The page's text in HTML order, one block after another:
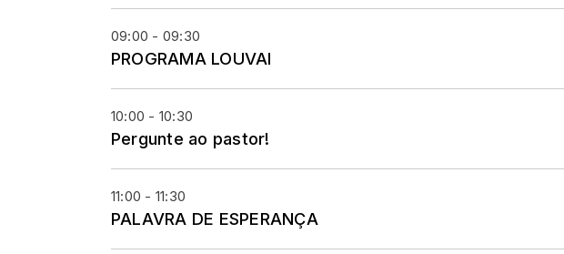
09:00 - 09:30
PROGRAMA LOUVAI
10:00 - 10:30
Pergunte ao pastor!
11:00 - 11:30
PALAVRA DE ESPERANÇA